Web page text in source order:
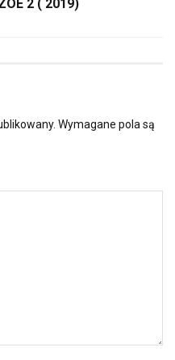
2 ( 2019)
Wymagane pola są